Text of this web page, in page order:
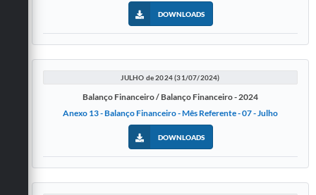
DOWNLOADS
JULHO de 2024 (31/07/2024)
Balanço Financeiro / Balanço Financeiro - 2024
Anexo 13 - Balanço Financeiro - Mês Referente - 07 - Julho
DOWNLOADS